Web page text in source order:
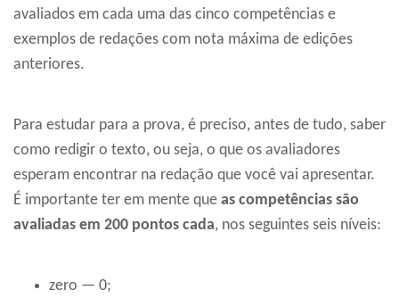
avaliados em cada uma das cinco competências e
exemplos de redações com nota máxima de edições
anteriores.
Para estudar para a prova, é preciso, antes de tudo, saber
como redigir o texto, ou seja, o que os avaliadores
esperam encontrar na redação que você vai apresentar.
É importante ter em mente que as competências são
avaliadas em 200 pontos cada, nos seguintes seis níveis:
zero — 0;